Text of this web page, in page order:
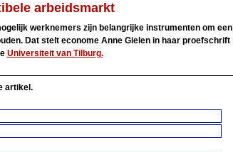
arbeidsmarkt
werknemers zijn belangrijke instrumenten om een
Dat stelt econome Anne Gielen in haar proefschrift
Universiteit van Tilburg.
artikel.